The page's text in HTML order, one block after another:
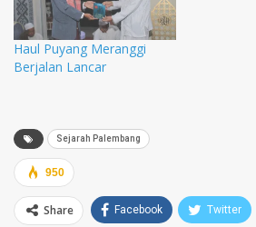
Haul Puyang Meranggi
Berjalan Lancar
Sejarah Palembang
950
Share Facebook Twitter